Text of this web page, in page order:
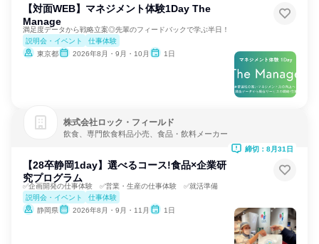
【対面WEB】マネジメント体験1Day The
Manage
満足度データから戦略立案◎先輩のフィードバックで学ぶ半日！
説明会・イベント
仕事体験
東京都
2026年8月・9月・10月 1日
株式会社ロック・フィールド
飲食、専門飲食料品小売、食品・飲料メーカー
【28卒静岡1day】選べるコース!食品×企業研
究プログラム
✅企画開発の仕事体験 ✅営業・生産の仕事体験 ✅就活準備
説明会・イベント
仕事体験
静岡県
2026年8月・9月・11月 1日
締切：8月31日